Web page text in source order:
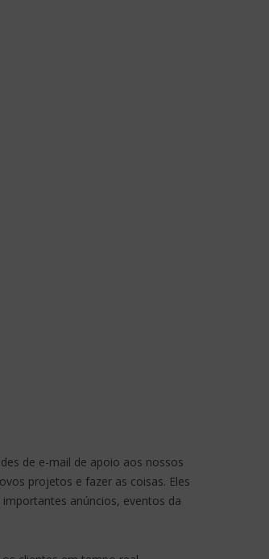
de e-mail de apoio aos nossos
projetos e fazer as coisas. Eles
anúncios, eventos da